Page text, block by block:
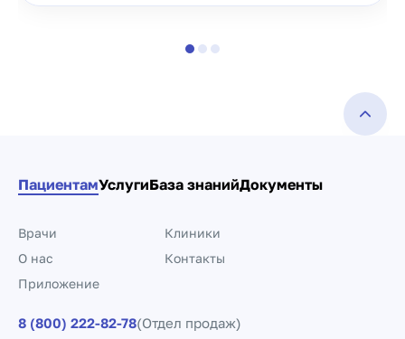
ПациентамУслугиБаза знанийДокументы
Врачи
Клиники
О нас
Контакты
Приложение
8 (800) 222-82-78(Отдел продаж)